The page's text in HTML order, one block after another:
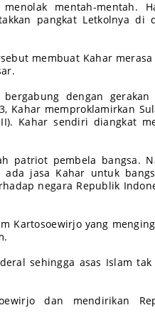
mentah-mentah.
pangkat Letkolnya di
membuat Kahar merasa
dengan gerakan
Kahar memproklamirkan
Kahar sendiri diangkat
patriot pembela bangsa.
ada jasa Kahar untuk
negara Republik
Kartosoewirjo yang
sehingga asas Islam
dan mendirikan